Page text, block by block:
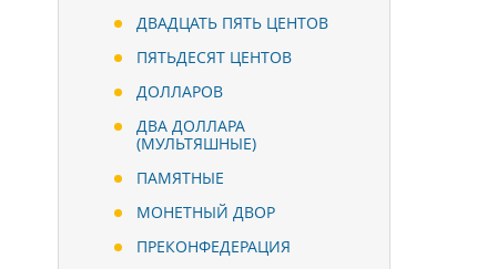
ДВАДЦАТЬ ПЯТЬ ЦЕНТОВ
ПЯТЬДЕСЯТ ЦЕНТОВ
ДОЛЛАРОВ
ДВА ДОЛЛАРА
(МУЛЬТЯШНЫЕ)
ПАМЯТНЫЕ
МОНЕТНЫЙ ДВОР
ПРЕКОНФЕДЕРАЦИЯ